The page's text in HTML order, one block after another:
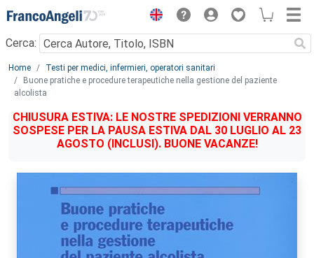
Menu
Cerca:
Main content
Home
Testi per medici, infermieri, operatori sanitari
Buone pratiche e procedure terapeutiche nella gestione del paziente
alcolista
CHIUSURA ESTIVA: LE NOSTRE SPEDIZIONI VERRANNO
SOSPESE PER LA PAUSA ESTIVA DAL 30 LUGLIO AL 23
AGOSTO (INCLUSI). BUONE VACANZE!